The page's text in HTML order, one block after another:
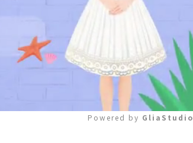
Powered by